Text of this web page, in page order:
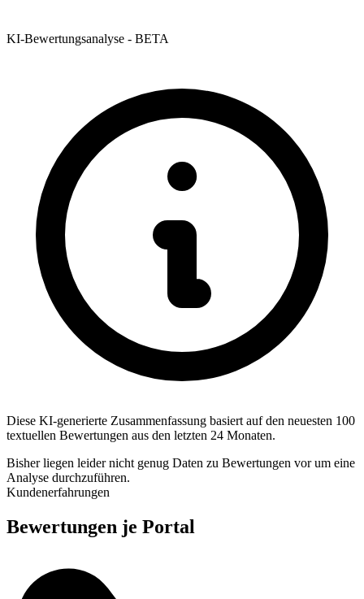
KI-Bewertungsanalyse - BETA
Diese KI-generierte Zusammenfassung basiert auf den neuesten 100
textuellen Bewertungen aus den letzten 24 Monaten.
Bisher liegen leider nicht genug Daten zu Bewertungen vor um eine
Analyse durchzuführen.
Kundenerfahrungen
Bewertungen je Portal